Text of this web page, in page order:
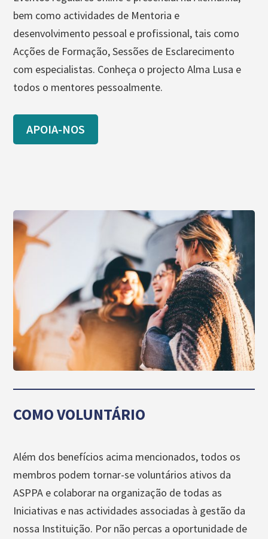
bem como actividades de Mentoria e
desenvolvimento pessoal e profissional, tais como
Acções de Formação, Sessões de Esclarecimento
com especialistas. Conheça o projecto Alma Lusa e
todos o mentores pessoalmente.
APOIA-NOS
COMO VOLUNTÁRIO
Além dos benefícios acima mencionados, todos os
membros podem tornar-se voluntários ativos da
ASPPA e colaborar na organização de todas as
Iniciativas e nas actividades associadas à gestão da
nossa Instituição. Por não percas a oportunidade de